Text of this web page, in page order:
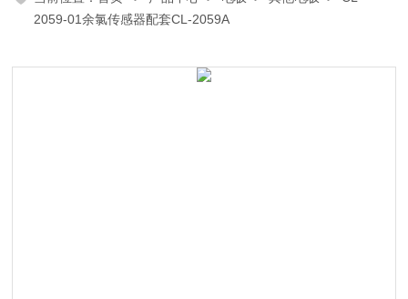
2059-01余氯传感器配套CL-2059A